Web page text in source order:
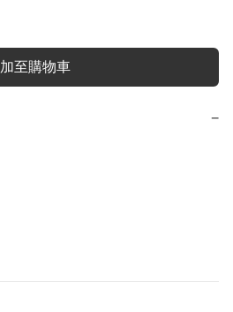
加至購物車
−